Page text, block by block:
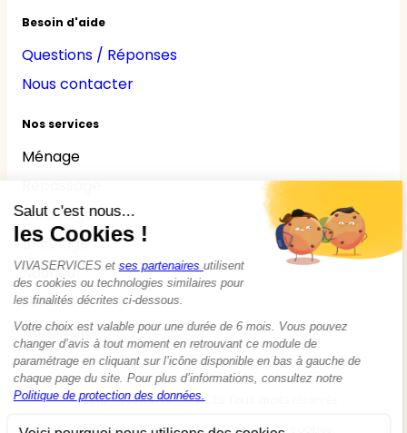
Besoin d'aide
Questions / Réponses
Nous contacter
Nos services
Ménage
Jardinage
Bricolage
Nounou
Seniors
Handicaps
© 2015 - 2026VIVASERVICES
Modifier vos préférences en matière de cookies